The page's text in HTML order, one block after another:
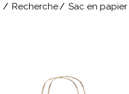
Recherche Sac en papier